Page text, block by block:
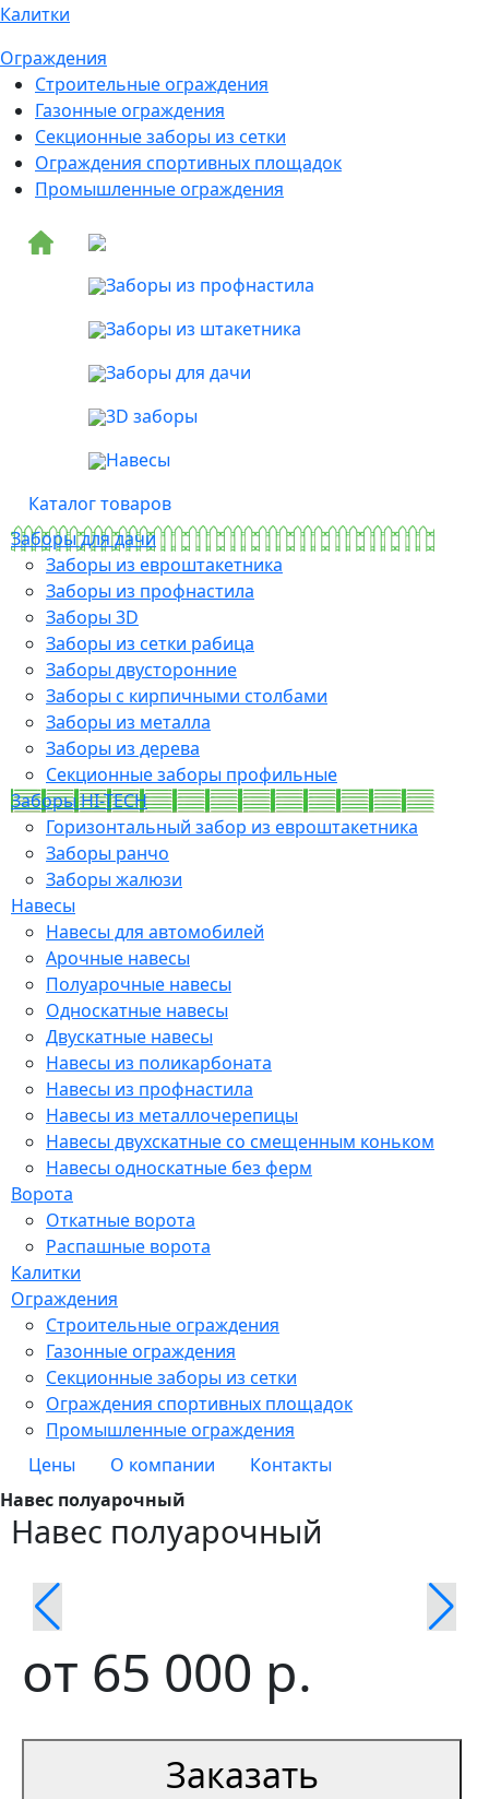
Калитки
Ограждения
Строительные ограждения
Газонные ограждения
Секционные заборы из сетки
Ограждения спортивных площадок
Промышленные ограждения
Заборы из профнастила
Заборы из штакетника
Заборы для дачи
3D заборы
Навесы
Каталог товаров
Заборы для дачи
Заборы из евроштакетника
Заборы из профнастила
Заборы 3D
Заборы из сетки рабица
Заборы двусторонние
Заборы с кирпичными столбами
Заборы из металла
Заборы из дерева
Секционные заборы профильные
Заборы HI-TECH
Горизонтальный забор из евроштакетника
Заборы ранчо
Заборы жалюзи
Навесы
Навесы для автомобилей
Арочные навесы
Полуарочные навесы
Односкатные навесы
Двускатные навесы
Навесы из поликарбоната
Навесы из профнастила
Навесы из металлочерепицы
Навесы двухскатные со смещенным коньком
Навесы односкатные без ферм
Ворота
Откатные ворота
Распашные ворота
Калитки
Ограждения
Строительные ограждения
Газонные ограждения
Секционные заборы из сетки
Ограждения спортивных площадок
Промышленные ограждения
Цены
О компании
Контакты
Навес полуарочный
Навес полуарочный
от 65 000 р.
Заказать